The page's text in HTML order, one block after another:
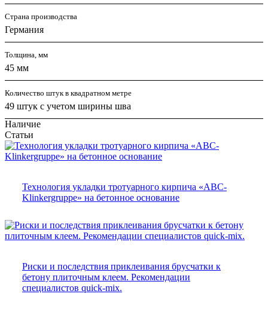
Страна производства
Германия
Толщина, мм
45 мм
Количество штук в квадратном метре
49 штук с учетом ширины шва
Наличие
Статьи
Технология укладки тротуарного кирпича «ABC-
Klinkergruppe» на бетонное основание
Риски и последствия приклеивания брусчатки к
бетону плиточным клеем. Рекомендации
специалистов quick-mix.